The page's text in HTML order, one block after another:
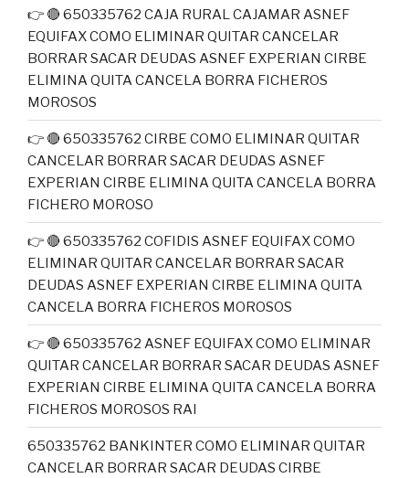
👉 🔴 650335762 CAJA RURAL CAJAMAR ASNEF
EQUIFAX COMO ELIMINAR QUITAR CANCELAR
BORRAR SACAR DEUDAS ASNEF EXPERIAN CIRBE
ELIMINA QUITA CANCELA BORRA FICHEROS
MOROSOS
👉 🔴 650335762 CIRBE COMO ELIMINAR QUITAR
CANCELAR BORRAR SACAR DEUDAS ASNEF
EXPERIAN CIRBE ELIMINA QUITA CANCELA BORRA
FICHERO MOROSO
👉 🔴 650335762 COFIDIS ASNEF EQUIFAX COMO
ELIMINAR QUITAR CANCELAR BORRAR SACAR
DEUDAS ASNEF EXPERIAN CIRBE ELIMINA QUITA
CANCELA BORRA FICHEROS MOROSOS
👉 🔴 650335762 ASNEF EQUIFAX COMO ELIMINAR
QUITAR CANCELAR BORRAR SACAR DEUDAS ASNEF
EXPERIAN CIRBE ELIMINA QUITA CANCELA BORRA
FICHEROS MOROSOS RAI
650335762 BANKINTER COMO ELIMINAR QUITAR
CANCELAR BORRAR SACAR DEUDAS CIRBE